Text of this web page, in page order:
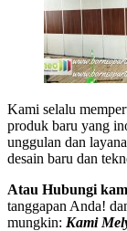
Kami selalu
produk baru yang
unggulan dan
desain baru dan
Atau Hubungi
tanggapan Anda!
mungkin: Kami